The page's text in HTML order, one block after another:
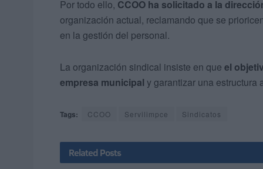
Por todo ello, CCOO ha solicitado a la
organización actual, reclamando que se
en la gestión del personal.
La organización sindical insiste en que el
empresa municipal y garantizar una
Tags: CCOO Servilimpce Sindicatos
Related Posts